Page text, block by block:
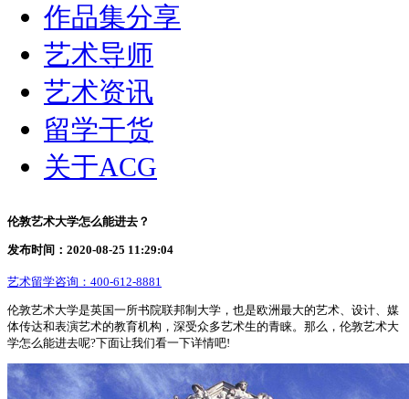
作品集分享
艺术导师
艺术资讯
留学干货
关于ACG
伦敦艺术大学怎么能进去？
发布时间：2020-08-25 11:29:04
艺术留学咨询： 400-612-8881
伦敦艺术大学是英国一所书院联邦制大学，也是欧洲最大的艺术、设计、媒
体传达和表演艺术的教育机构，深受众多艺术生的青睐。那么，伦敦艺术大
学怎么能进去呢?下面让我们看一下详情吧!